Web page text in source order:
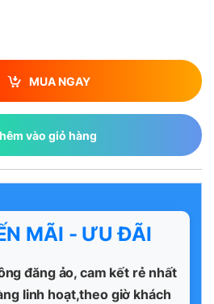
MUA NGAY
vào giỏ hàng
MÃI - ƯU ĐÃI
đăng ảo, cam kết rẻ nhất
linh hoạt,theo giờ khách